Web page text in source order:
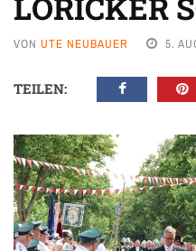
VON UTE NEUBAUER 5.
TEILEN: